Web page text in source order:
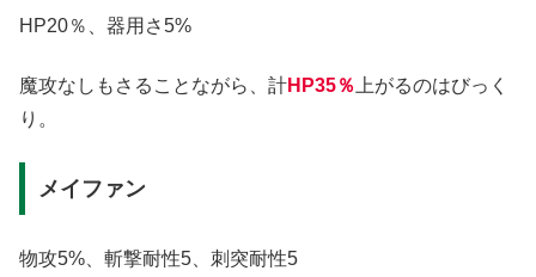
HP20％、器用さ5%
魔攻なしもさることながら、計HP35％ 上がるのはびっく
り。
メイファン
物攻5%、斬撃耐性5、刺突耐性5